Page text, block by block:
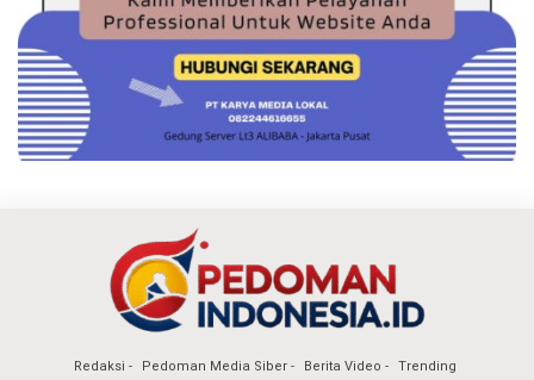
Redaksi Pedoman Media Siber Berita Video Trending